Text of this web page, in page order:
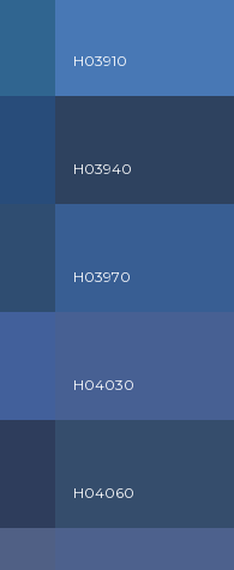
H03910
H03940
H03970
H04030
H04060